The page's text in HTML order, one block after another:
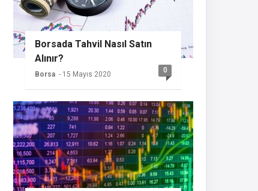
Borsada Tahvil Nasıl Satın
Alınır?
Borsa - 15 Mayıs 2020 0